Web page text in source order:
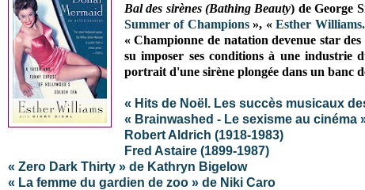
Bal des sirènes (Bathing Beauty) de George
Summer of Champions», «Esther
« Championne de natation devenue star
su imposer ses conditions à une industrie
portrait d'une sirène plongée dans un banc
« Hits de Noël. Les succès musicaux
« Brainwashed - Le sexisme au cinéma
Robert Aldrich (1918-1983)
Fred Astaire (1899-1987)
« Zero Dark Thirty » de Kathryn Bigelow
« La femme du gardien de zoo » de Niki Caro